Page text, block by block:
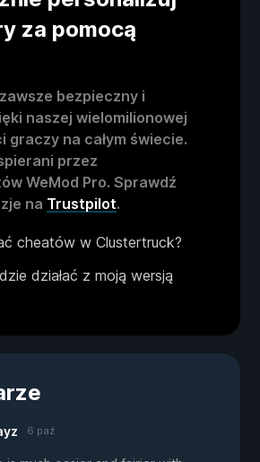
za pomocą
bezpieczny i
naszej wielomilionowej
graczy na całym świecie.
przez
WeMod Pro. Sprawdź
na Trustpilot.
cheatów w Clustertruck?
działać z moją wersją
6 paź